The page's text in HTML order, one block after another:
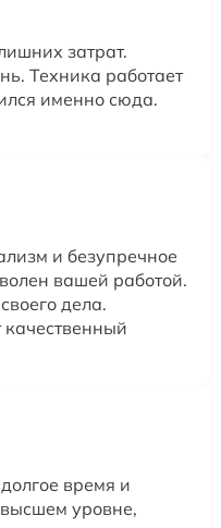
затрат.
Техника работает
именно сюда.
и безупречное
вашей работой.
дела.
время и
уровне,